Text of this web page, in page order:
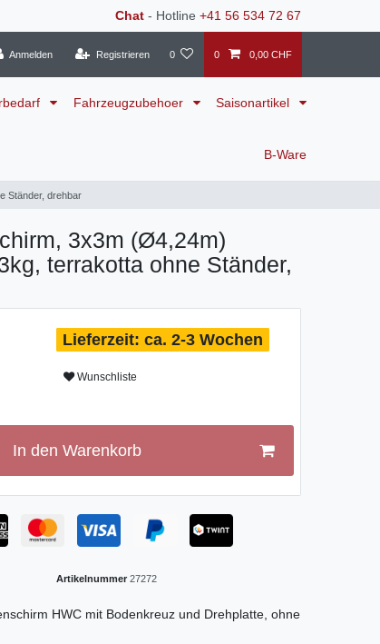
Chat - Hotline +41 56 534 72 67
Anmelden Registrieren 0 0 0,00 CHF
Fahrzeugzubehoer Saisonartikel
B-Ware
Ständer, drehbar
3x3m (Ø4,24m)
terrakotta ohne Ständer,
ca. 2-3 Wochen
Wunschliste
In den Warenkorb
Artikelnummer 27272
HWC mit Bodenkreuz und Drehplatte, ohne